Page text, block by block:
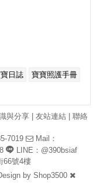
日誌
寶寶照護手冊
與分享 友站連結
聯絡
7019
Mail：
LINE：@390bsiaf
66號4樓
by Shop3500